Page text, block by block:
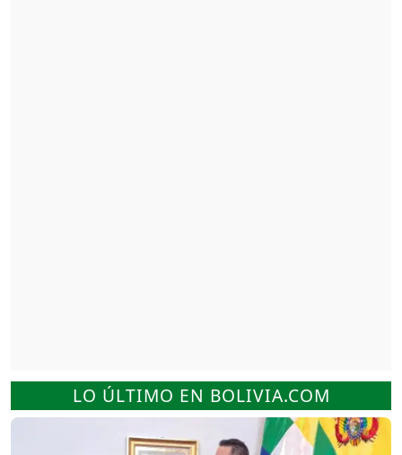
LO ÚLTIMO EN BOLIVIA.COM